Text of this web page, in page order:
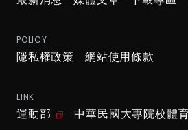
POLICY
隱私權政策 網站使用條款
LINK
運動部 中華民國大專院校體